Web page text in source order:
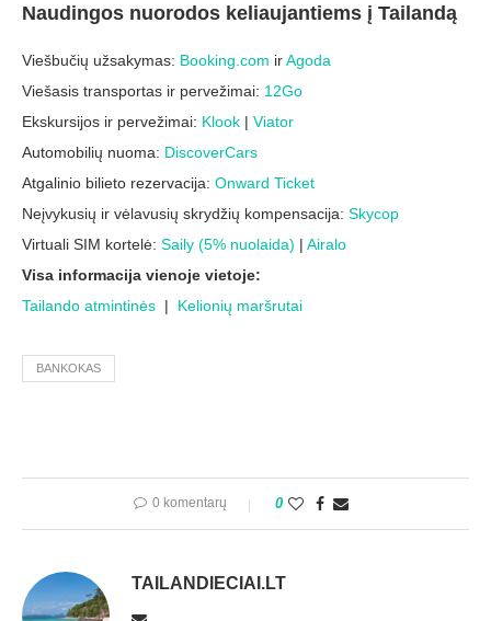
Naudingos nuorodos keliaujantiems į Tailandą
Viešbučių užsakymas: Booking.com irAgoda
Viešasis transportas ir pervežimai: 12Go
Ekskursijos ir pervežimai: Klook | Viator
Automobilių nuoma: DiscoverCars
Atgalinio bilieto rezervacija: Onward Ticket
Neįvykusių ir vėlavusių skrydžių kompensacija: Skycop
Virtuali SIM kortelė: Saily (5% nuolaida) | Airalo
Visa informacija vienoje vietoje:
Tailando atmintinės | Kelionių maršrutai
BANKOKAS
0 komentarų 0
TAILANDIECIAI.LT